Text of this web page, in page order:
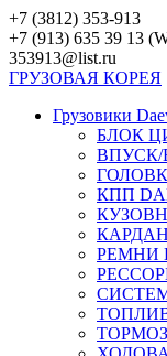
Перейти
к
контенту
+7 (3812) 353-913
+7 (913) 635 39 13
353913@list.ru
ГРУЗОВАЯ КОРЕЯ
Грузовики
БЛОК
ВПУСК/
КПП
КАРДАН
РЕМНИ